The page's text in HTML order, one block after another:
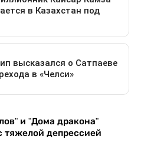
и "Дома дракона"
тяжелой депрессией